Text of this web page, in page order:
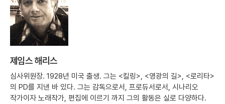
제임스 해리스
심사위원장. 1928년 미국 출생. 그는 <킬링>, <영광의 길>, <로리타>
의 PD를 지낸 바 있다. 그는 감독으로서, 프로듀서로서, 시나리오
작가이자 노래작가, 편집에 이르기 까지 그의 활동은 실로 다양하다.